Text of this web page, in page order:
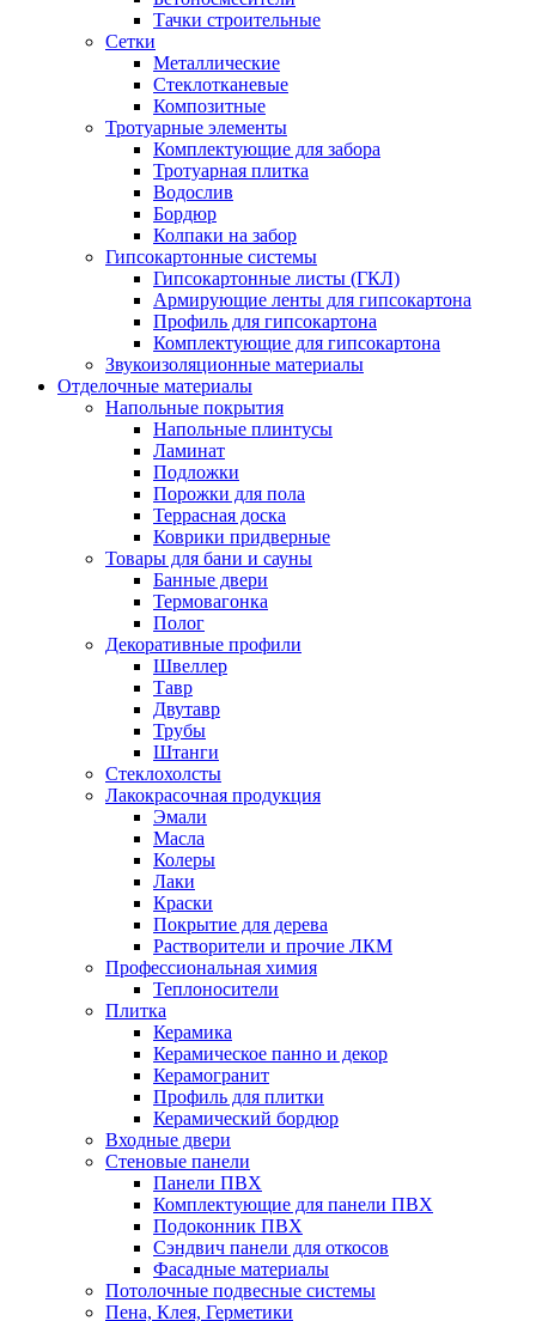
Тачки строительные
Сетки
Металлические
Стеклотканевые
Композитные
Тротуарные элементы
Комплектующие для забора
Тротуарная плитка
Водослив
Бордюр
Колпаки на забор
Гипсокартонные системы
Гипсокартонные листы (ГКЛ)
Армирующие ленты для гипсокартона
Профиль для гипсокартона
Комплектующие для гипсокартона
Звукоизоляционные материалы
Отделочные материалы
Напольные покрытия
Напольные плинтусы
Ламинат
Подложки
Порожки для пола
Террасная доска
Коврики придверные
Товары для бани и сауны
Банные двери
Термовагонка
Полог
Декоративные профили
Швеллер
Тавр
Двутавр
Трубы
Штанги
Стеклохолсты
Лакокрасочная продукция
Эмали
Масла
Колеры
Лаки
Краски
Покрытие для дерева
Растворители и прочие ЛКМ
Профессиональная химия
Теплоносители
Плитка
Керамика
Керамическое панно и декор
Керамогранит
Профиль для плитки
Керамический бордюр
Входные двери
Стеновые панели
Панели ПВХ
Комплектующие для панели ПВХ
Подоконник ПВХ
Сэндвич панели для откосов
Фасадные материалы
Потолочные подвесные системы
Пена, Клея, Герметики